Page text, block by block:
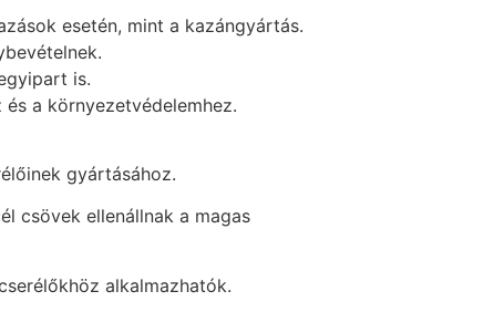
esetén, mint a kazángyártás.
is.
a környezetvédelemhez.
gyártásához.
csövek ellenállnak a magas
alkalmazhatók.